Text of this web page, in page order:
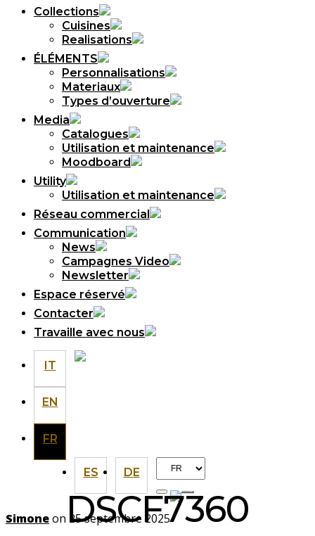
Collections
Cuisines
Realisations
ÉLÉMENTS
Personnalisations
Materiaux
Types d’ouverture
Media
Catalogues
Utilisation et maintenance
Moodboard
Utility
Utilisation et maintenance
Réseau commercial
Communication
News
Campagnes Video
Newsletter
Espace réservé
Contacter
Travaille avec nous
IT
EN
FR
ES DE
Choisir
une
langue
DSCF7360
Simoneon 25 septembre 2025